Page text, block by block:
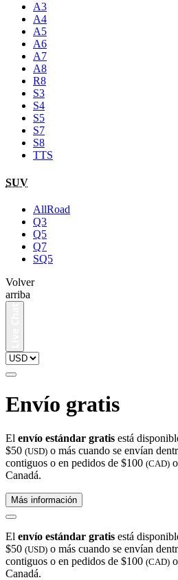
A3
A4
A5
A6
A7
A8
R8
S3
S4
S5
S7
S8
TTS
SUV
AllRoad
Q3
Q5
Q7
SQ5
Volver
arriba
Envío gratis
El envío estándar gratis está
$50 (USD) o más cuando se envían
contiguos o en pedidos de $100 (CAD)
Canadá.
Más información
El envío estándar gratis está
$50 (USD) o más cuando se envían
contiguos o en pedidos de $100 (CAD)
Canadá.